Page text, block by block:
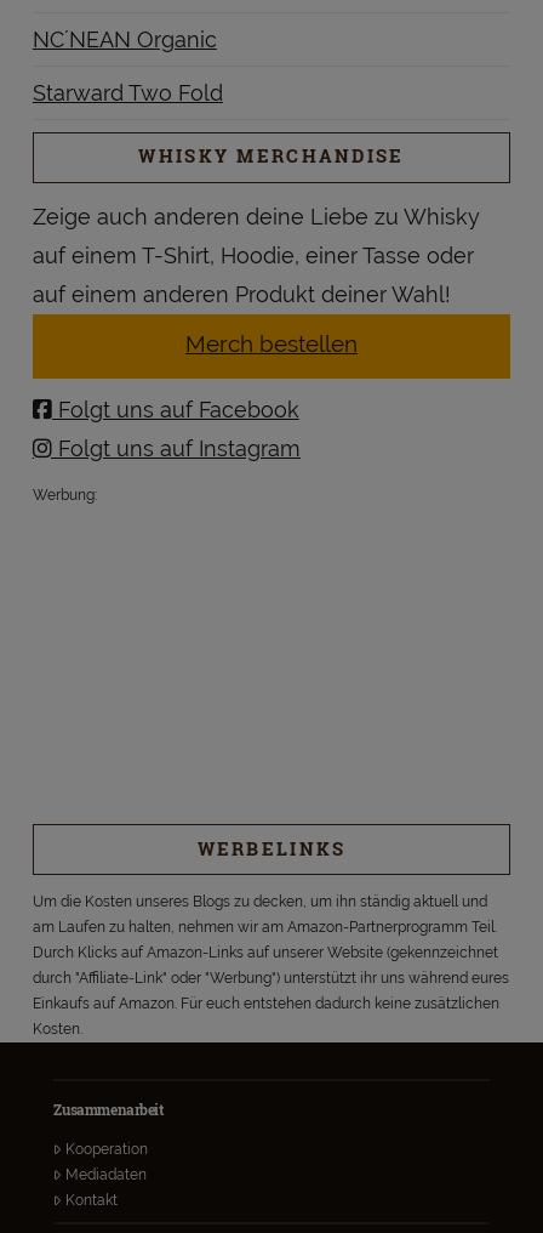
NC´NEAN Organic
Starward Two Fold
WHISKY MERCHANDISE
Zeige auch anderen deine Liebe zu Whisky
auf einem T-Shirt, Hoodie, einer Tasse oder
auf einem anderen Produkt deiner Wahl!
Merch bestellen
Folgt uns auf Facebook
Folgt uns auf Instagram
Werbung:
WERBELINKS
Um die Kosten unseres Blogs zu decken, um ihn ständig aktuell und
am Laufen zu halten, nehmen wir am Amazon-Partnerprogramm Teil.
Durch Klicks auf Amazon-Links auf unserer Website (gekennzeichnet
durch "Affiliate-Link" oder "Werbung") unterstützt ihr uns während eures
Einkaufs auf Amazon. Für euch entstehen dadurch keine zusätzlichen
Kosten.
Zusammenarbeit
Kooperation
Mediadaten
Kontakt